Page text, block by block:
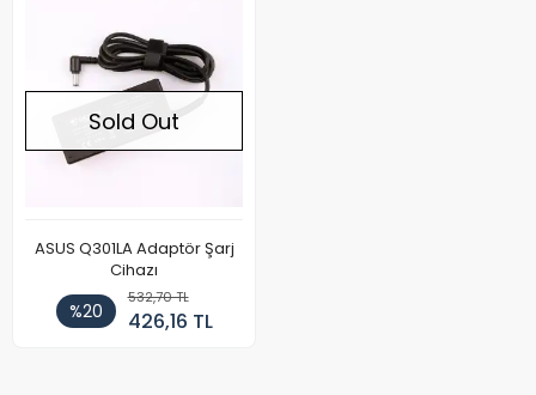
Sold Out
ASUS Q301LA Adaptör Şarj
Cihazı
%20
532,70 TL
426,16 TL